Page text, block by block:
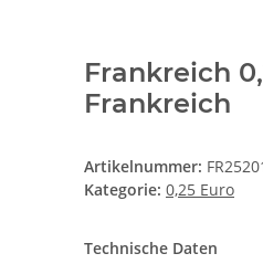
Frankreich
Frankreich
Artikelnummer:
Kategorie: 0,25 Euro
Technische Daten